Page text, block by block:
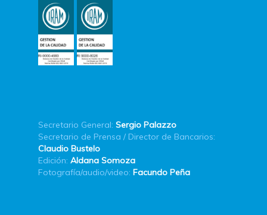
Secretario General: Sergio Palazzo
Secretario de Prensa / Director de Bancarios:
Claudio Bustelo
Edición: Aldana Somoza
Fotografía/audio/video: Facundo Peña